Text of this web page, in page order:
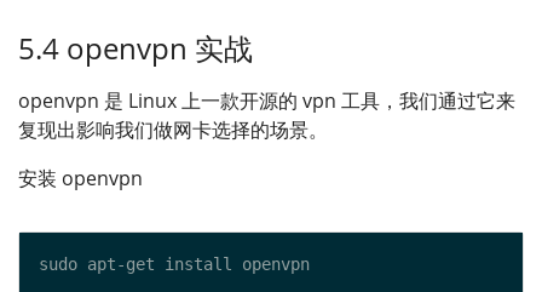
5.4 openvpn 实战
openvpn 是 Linux 上一款开源的 vpn 工具，我们通过它来
复现出影响我们做网卡选择的场景。
安装 openvpn